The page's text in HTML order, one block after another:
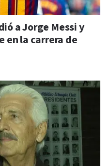
a Jorge Messi y
en la carrera de